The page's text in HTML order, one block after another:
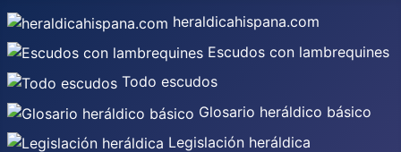
heraldicahispana.com
Escudos con lambrequines
Todo escudos
Glosario heráldico básico
Legislación heráldica